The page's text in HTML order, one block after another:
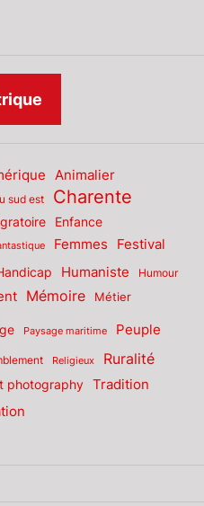
Animalier
sud est Charente
Enfance
Femmes Festival
Humaniste Humour
Mémoire Métier
Paysage maritime Peuple
Religieux Ruralité
photography Tradition